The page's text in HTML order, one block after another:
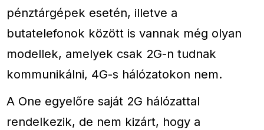
pénztárgépek esetén, illetve a
butatelefonok között is vannak még olyan
modellek, amelyek csak 2G-n tudnak
kommunikálni, 4G-s hálózatokon nem.
A One egyelőre saját 2G hálózattal
rendelkezik, de nem kizárt, hogy a